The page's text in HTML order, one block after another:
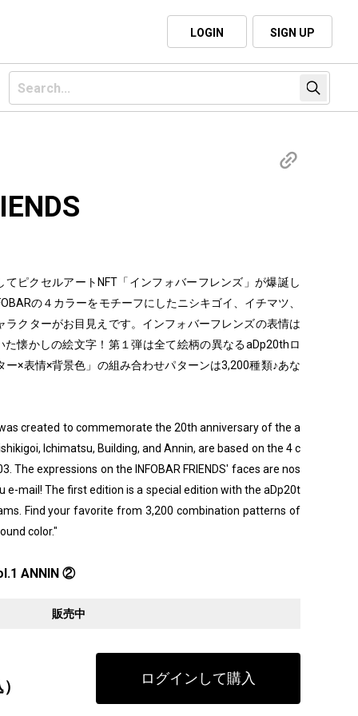
LOGIN SIGN UP
ピクセルアートNFT「インフォバーフレンズ」が爆誕し
の４カラーをモチーフにしたニシキゴイ、イチマツ、
ラクターがお目見えです。インフォバーフレンズの表情は
懐かしの絵文字！第１弾は全て絵柄の異なるaDp20thロ
ー×表情×背景色」の組み合わせパターンは3,200種類♪あな
was created to commemorate the 20th anniversary of the a
Ichimatsu, Building, and Annin, are based on the 4 c
The expressions on the INFOBAR FRIENDS' faces are nos
e-mail! The first edition is a special edition with the aDp20t
Find your favorite from 3,200 combination patterns of
color."
ANNIN ②
販売中
ログインして購入